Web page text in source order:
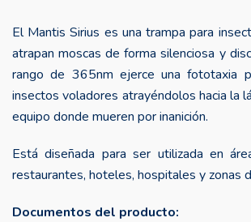
era:
S/es:
El Mantis Sirius es una trampa para
atrapan moscas de forma silenciosa y
rango de 365nm ejerce una fototaxia
insectos voladores atrayéndolos hacia la
equipo donde mueren por inanición.
Está diseñada para ser utilizada en
restaurantes, hoteles, hospitales y zonas
Documentos del producto: